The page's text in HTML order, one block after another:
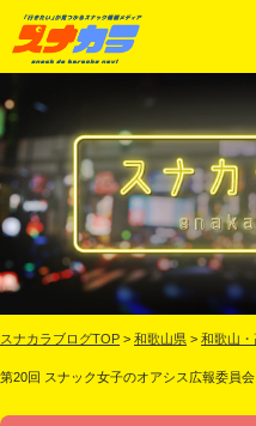
スナカラブログTOP > 和歌山県 > 和歌山
第20回 スナック女子のオアシス広報委員